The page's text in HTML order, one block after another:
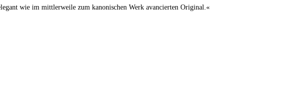
wie im mittlerweile zum kanonischen Werk avancierten Original.«